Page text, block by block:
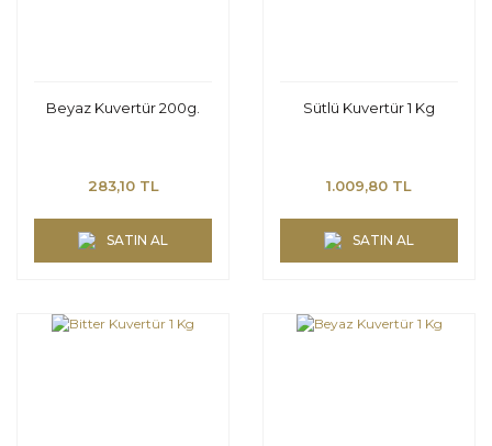
Beyaz Kuvertür 200g.
283,10 TL
SATIN AL
Sütlü Kuvertür 1 Kg
1.009,80 TL
SATIN AL